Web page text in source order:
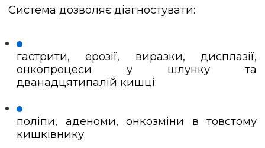
Система дозволяє діагностувати:
гастрити, ерозії, виразки, дисплазії,
онкопроцеси у шлунку та
дванадцятипалій кишці;
поліпи, аденоми, онкозміни в товстому
кишківнику;